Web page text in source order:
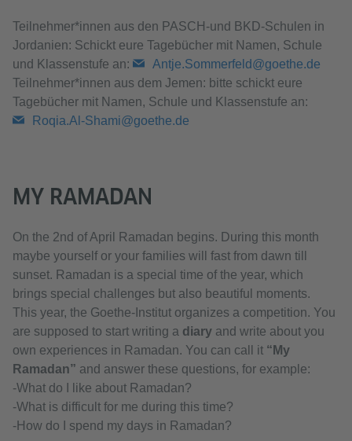
Teilnehmer*innen aus den PASCH-und BKD-Schulen in
Jordanien: Schickt eure Tagebücher mit Namen, Schule
und Klassenstufe an:
Antje.Sommerfeld@goethe.de
Teilnehmer*innen aus dem Jemen: bitte schickt eure
Tagebücher mit Namen, Schule und Klassenstufe an:
Roqia.Al-Shami@goethe.de
MY RAMADAN
On the 2nd of April Ramadan begins. During this month
maybe yourself or your families will fast from dawn till
sunset. Ramadan is a special time of the year, which
brings special challenges but also beautiful moments.
This year, the Goethe-Institut organizes a competition. You
are supposed to start writing a diary and write about you
own experiences in Ramadan. You can call it “My
Ramadan” and answer these questions, for example:
-What do I like about Ramadan?
-What is difficult for me during this time?
-How do I spend my days in Ramadan?